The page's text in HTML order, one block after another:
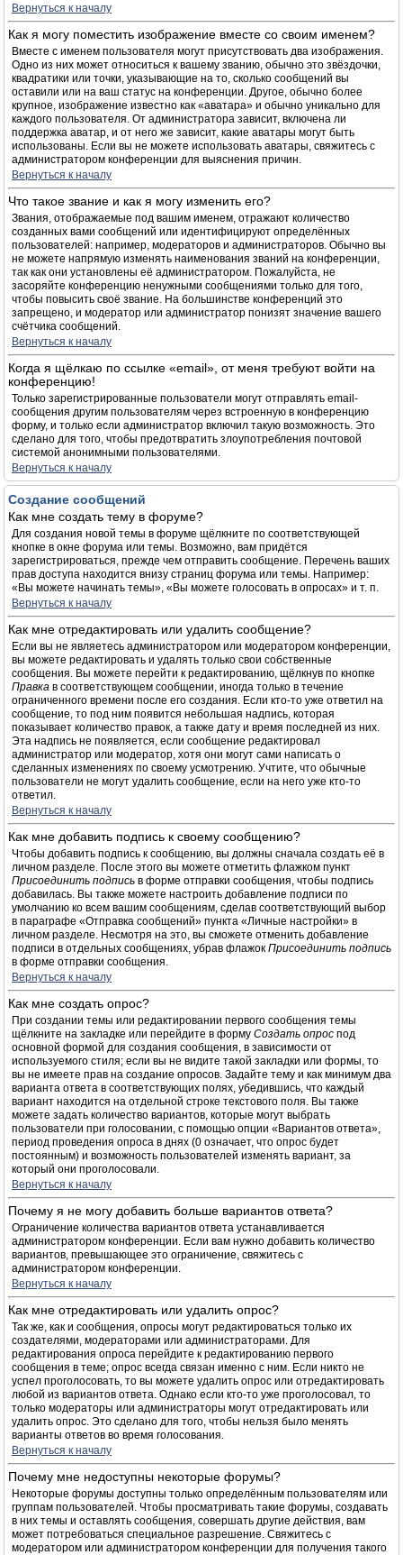
Вернуться к началу
Как я могу поместить изображение вместе со своим именем?
Вместе с именем пользователя могут присутствовать два изображения.
Одно из них может относиться к вашему званию, обычно это звёздочки,
квадратики или точки, указывающие на то, сколько сообщений вы
оставили или на ваш статус на конференции. Другое, обычно более
крупное, изображение известно как «аватара» и обычно уникально для
каждого пользователя. От администратора зависит, включена ли
поддержка аватар, и от него же зависит, какие аватары могут быть
использованы. Если вы не можете использовать аватары, свяжитесь с
администратором конференции для выяснения причин.
Вернуться к началу
Что такое звание и как я могу изменить его?
Звания, отображаемые под вашим именем, отражают количество
созданных вами сообщений или идентифицируют определённых
пользователей: например, модераторов и администраторов. Обычно вы
не можете напрямую изменять наименования званий на конференции,
так как они установлены её администратором. Пожалуйста, не
засоряйте конференцию ненужными сообщениями только для того,
чтобы повысить своё звание. На большинстве конференций это
запрещено, и модератор или администратор понизят значение вашего
счётчика сообщений.
Вернуться к началу
Когда я щёлкаю по ссылке «email», от меня требуют войти на
конференцию!
Только зарегистрированные пользователи могут отправлять email-
сообщения другим пользователям через встроенную в конференцию
форму, и только если администратор включил такую возможность. Это
сделано для того, чтобы предотвратить злоупотребления почтовой
системой анонимными пользователями.
Вернуться к началу
Создание сообщений
Как мне создать тему в форуме?
Для создания новой темы в форуме щёлкните по соответствующей
кнопке в окне форума или темы. Возможно, вам придётся
зарегистрироваться, прежде чем отправить сообщение. Перечень ваших
прав доступа находится внизу страниц форума или темы. Например:
«Вы можете начинать темы», «Вы можете голосовать в опросах» и т. п.
Вернуться к началу
Как мне отредактировать или удалить сообщение?
Если вы не являетесь администратором или модератором конференции,
вы можете редактировать и удалять только свои собственные
сообщения. Вы можете перейти к редактированию, щёлкнув по кнопке
Правка в соответствующем сообщении, иногда только в течение
ограниченного времени после его создания. Если кто-то уже ответил на
сообщение, то под ним появится небольшая надпись, которая
показывает количество правок, а также дату и время последней из них.
Эта надпись не появляется, если сообщение редактировал
администратор или модератор, хотя они могут сами написать о
сделанных изменениях по своему усмотрению. Учтите, что обычные
пользователи не могут удалить сообщение, если на него уже кто-то
ответил.
Вернуться к началу
Как мне добавить подпись к своему сообщению?
Чтобы добавить подпись к сообщению, вы должны сначала создать её в
личном разделе. После этого вы можете отметить флажком пункт
Присоединить подпись в форме отправки сообщения, чтобы подпись
добавилась. Вы также можете настроить добавление подписи по
умолчанию ко всем вашим сообщениям, сделав соответствующий выбор
в параграфе «Отправка сообщений» пункта «Личные настройки» в
личном разделе. Несмотря на это, вы сможете отменить добавление
подписи в отдельных сообщениях, убрав флажок Присоединить подпись
в форме отправки сообщения.
Вернуться к началу
Как мне создать опрос?
При создании темы или редактировании первого сообщения темы
щёлкните на закладке или перейдите в форму Создать опрос под
основной формой для создания сообщения, в зависимости от
используемого стиля; если вы не видите такой закладки или формы, то
вы не имеете прав на создание опросов. Задайте тему и как минимум два
варианта ответа в соответствующих полях, убедившись, что каждый
вариант находится на отдельной строке текстового поля. Вы также
можете задать количество вариантов, которые могут выбрать
пользователи при голосовании, с помощью опции «Вариантов ответа»,
период проведения опроса в днях (0 означает, что опрос будет
постоянным) и возможность пользователей изменять вариант, за
который они проголосовали.
Вернуться к началу
Почему я не могу добавить больше вариантов ответа?
Ограничение количества вариантов ответа устанавливается
администратором конференции. Если вам нужно добавить количество
вариантов, превышающее это ограничение, свяжитесь с
администратором конференции.
Вернуться к началу
Как мне отредактировать или удалить опрос?
Так же, как и сообщения, опросы могут редактироваться только их
создателями, модераторами или администраторами. Для
редактирования опроса перейдите к редактированию первого
сообщения в теме; опрос всегда связан именно с ним. Если никто не
успел проголосовать, то вы можете удалить опрос или отредактировать
любой из вариантов ответа. Однако если кто-то уже проголосовал, то
только модераторы или администраторы могут отредактировать или
удалить опрос. Это сделано для того, чтобы нельзя было менять
варианты ответов во время голосования.
Вернуться к началу
Почему мне недоступны некоторые форумы?
Некоторые форумы доступны только определённым пользователям или
группам пользователей. Чтобы просматривать такие форумы, создавать
в них темы и оставлять сообщения, совершать другие действия, вам
может потребоваться специальное разрешение. Свяжитесь с
модератором или администратором конференции для получения такого